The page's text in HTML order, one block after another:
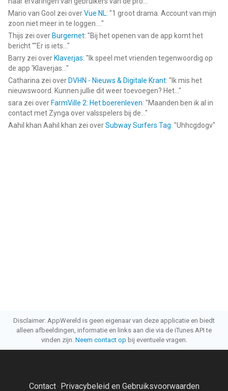
Mario van Gool zei overVue NL: "1 groot drama. Account van mijn
zoon niet meer in te loggen.... "
Thijs zei over Burgernet: "Bij het openen van de app komt het
bericht ""Er is iets... "
Barry zei over Klaverjas: " Ik speel met vrienden tegenwoordig op
de app ‘Klaverjas... "
Catharina zei over DVHN - Nieuws & Digitale Krant: " Ik mis het
nieuwswoord. Kunnen jullie dit weer toevoegen? Het... "
sara zei over FarmVille 2: Het boerenleven: "Maanden ben ik al in
contact met Zynga over valsspelers bij de... "
Aahil khan Aahil khan zei overSubway Surfers Tag: "Uhhcgdogv"
Disclaimer: AppWereld is geen eigenaar van deze applicatie en biedt
alleen afbeeldingen, informatie en links aan die via de iTunes API te
vinden zijn. Neem contact op bij eventuele vragen.
Contact· Privacybeleid en Gebruiksvoorwaarden